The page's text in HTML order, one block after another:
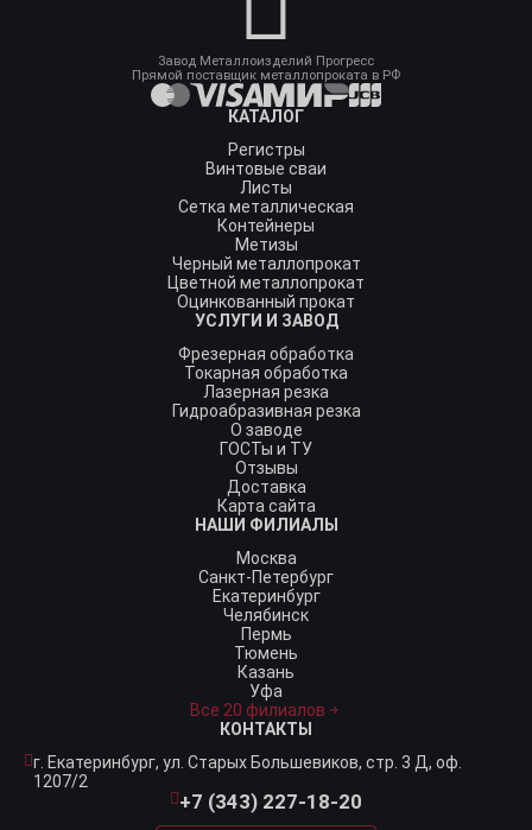
Завод Металлоизделий Прогресс
Прямой поставщик металлопроката в РФ
КАТАЛОГ
Регистры
Винтовые сваи
Листы
Сетка металлическая
Контейнеры
Метизы
Черный металлопрокат
Цветной металлопрокат
Оцинкованный прокат
УСЛУГИ И ЗАВОД
Фрезерная обработка
Токарная обработка
Лазерная резка
Гидроабразивная резка
О заводе
ГОСТы и ТУ
Отзывы
Доставка
Карта сайта
НАШИ ФИЛИАЛЫ
Москва
Санкт-Петербург
Екатеринбург
Челябинск
Пермь
Тюмень
Казань
Уфа
Все 20 филиалов
КОНТАКТЫ
г. Екатеринбург, ул. Старых Большевиков, стр. 3 Д, оф.
1207/2
+7 (343) 227-18-20